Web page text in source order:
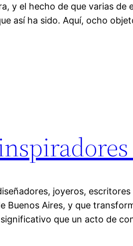
y el hecho de que varias de
así ha sido. Aquí, ocho
joyeros,
Buenos Aires, y que
significativo que un acto de